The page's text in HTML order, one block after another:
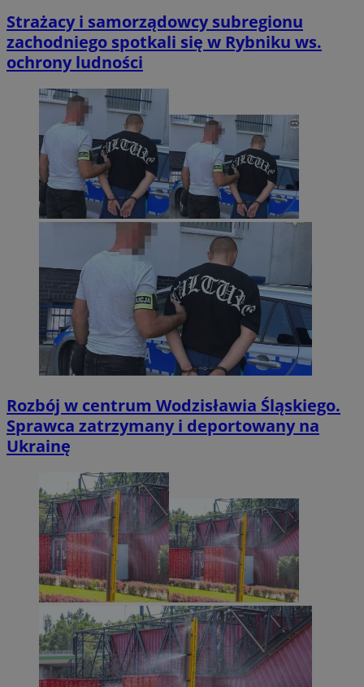
Strażacy i samorządowcy subregionu
zachodniego spotkali się w Rybniku ws.
ochrony ludności
Rozbój w centrum Wodzisławia Śląskiego.
Sprawca zatrzymany i deportowany na
Ukrainę